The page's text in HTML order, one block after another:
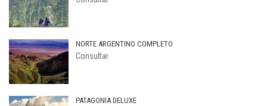
NORTE ARGENTINO COMPLETO
Consultar
PATAGONIA DELUXE